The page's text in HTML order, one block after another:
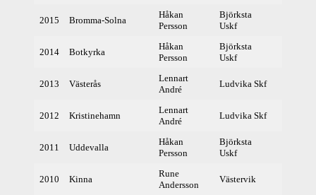
2015 Bromma-Solna
Håkan
Persson
Björksta
Uskf
2014 Botkyrka
Håkan
Persson
Björksta
Uskf
2013 Västerås
Lennart
André
Ludvika Skf
2012 Kristinehamn
Lennart
André
Ludvika Skf
2011 Uddevalla
Håkan
Persson
Björksta
Uskf
2010 Kinna
Rune
Andersson
Västervik